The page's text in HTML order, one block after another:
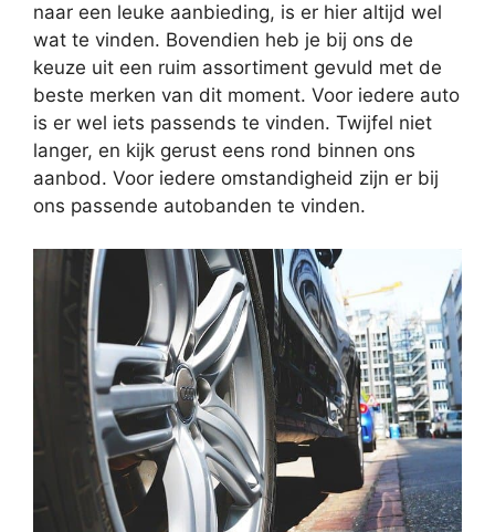
naar een leuke aanbieding, is er hier altijd wel
wat te vinden. Bovendien heb je bij ons de
keuze uit een ruim assortiment gevuld met de
beste merken van dit moment. Voor iedere auto
is er wel iets passends te vinden. Twijfel niet
langer, en kijk gerust eens rond binnen ons
aanbod. Voor iedere omstandigheid zijn er bij
ons passende autobanden te vinden.